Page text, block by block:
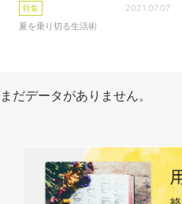
特集
夏を乗り切る生活術
2021.07.07
まだデータがありません。